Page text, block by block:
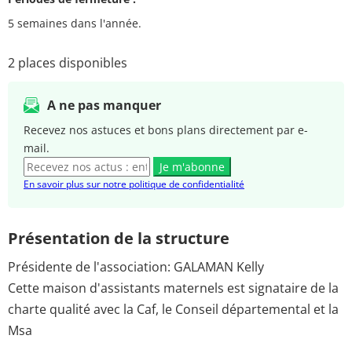
5 semaines dans l'année.
2 places disponibles
A ne pas manquer
Recevez nos astuces et bons plans directement par e-
mail.
Je m'abonne
En savoir plus sur notre politique de confidentialité
Présentation de la structure
Présidente de l'association: GALAMAN Kelly
Cette maison d'assistants maternels est signataire de la
charte qualité avec la Caf, le Conseil départemental et la
Msa